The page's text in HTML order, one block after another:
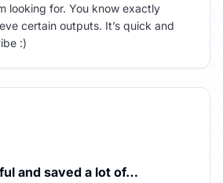
looking for. You know exactly
certain outputs. It’s quick and
:)
and saved a lot of…